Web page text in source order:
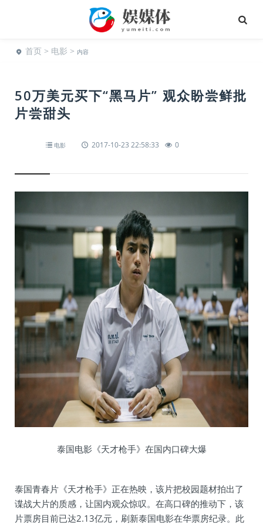
首页 > 电影 > 内容
50万美元买下“黑马片” 观众盼尝鲜批
片尝甜头
电影 2017-10-23 22:58:33 0
泰国电影《天才枪手》在国内口碑大爆
泰国青春片《天才枪手》正在热映，该片把校园题材拍出了
谍战大片的质感，让国内观众惊叹。在高口碑的推动下，该
片票房目前已达2.13亿元，刷新泰国电影在华票房纪录。此